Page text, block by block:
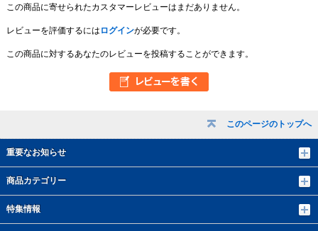
このページのトップへ
重要なお知らせ
商品カテゴリー
特集情報
この商品に寄せられたカスタマーレビューはまだありません。
レビューを評価するには ログインが必要です。
この商品に対するあなたのレビューを投稿することができます。